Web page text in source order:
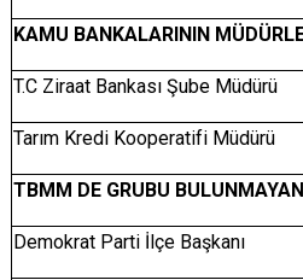
KAMU BANKALARININ
T.C Ziraat Bankası Şube Müdürü
Tarım Kredi Kooperatifi Müdürü
TBMM DE GRUBU
Demokrat Parti İlçe Başkanı